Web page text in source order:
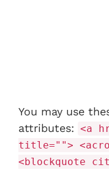
You may use
attributes: <a
title="">
<blockquote